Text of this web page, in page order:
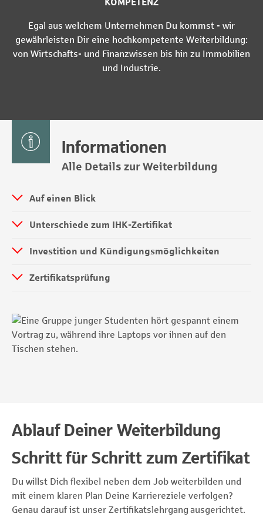
Egal aus welchem Unternehmen Du kommst - wir
gewährleisten Dir eine hochkompetente Weiterbildung:
von Wirtschafts- und Finanzwissen bis hin zu Immobilien
und Industrie.
Informationen
Alle Details zur Weiterbildung
Auf einen Blick
Unterschiede zum IHK-Zertifikat
Investition und Kündigungsmöglichkeiten
Zertifikatsprüfung
Ablauf Deiner Weiterbildung
Schritt für Schritt zum Zertifikat
Du willst Dich flexibel neben dem Job weiterbilden und
mit einem klaren Plan Deine Karriereziele verfolgen?
Genau darauf ist unser Zertifikatslehrgang ausgerichtet.